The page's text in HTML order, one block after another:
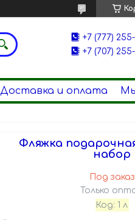
+7 (777)
+7 (707)
Доставка и оплата
Фляжка
набор
Под заказ
Только
Код: 1 л